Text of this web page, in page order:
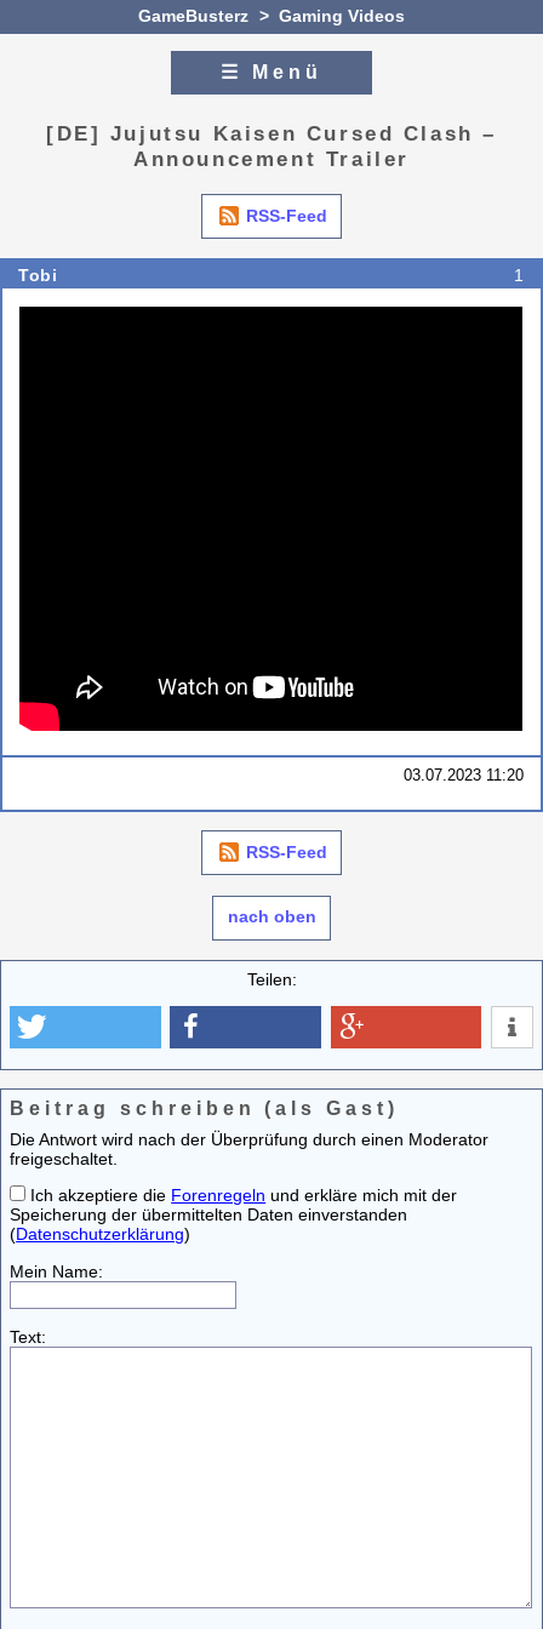
GameBusterz > Gaming Videos
☰ Menü
Zur Navigation
[DE] Jujutsu Kaisen Cursed Clash –
Announcement Trailer
RSS-Feed
1
Tobi
03.07.2023 11:20
RSS-Feed
nach oben
Teilen:
Beitrag schreiben (als Gast)
Die Antwort wird nach der Überprüfung durch einen Moderator
freigeschaltet.
Ich akzeptiere die Forenregeln und erkläre mich mit der
Speicherung der übermittelten Daten einverstanden
(Datenschutzerklärung)
Mein Name:
Text: